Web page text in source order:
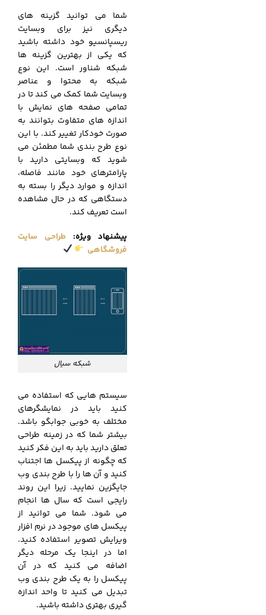
شما می توانید گزینه های
دیگری نیز برای وبسایت
ریسپانسیو خود داشته باشید
که یکی از بهترین گزینه ها
شبکه شناور است. این نوع
شبکه به محتوا و عناصر
وبسایت شما کمک می کند تا در
تمامی صفحه های نمایش با
اندازه های متفاوت بتوانند به
صورت خودکار تغییر کند. با این
نوع طرح بندی شما مطمئن می
شوید که وبسایتی دارید با
پارامترهای خود مانند فاصله،
اندازه و موارد دیگر را بسته به
دستگاهی که در حال مشاهده
است تعریف کند.
پیشنهاد ویژه: طراحی سایت
فروشگاهی
شبکه سیال
سیستم هایی که استفاده می
کنید باید در نمایشگرهای
مختلف به خوبی جوابگو باشد.
بیشتر شما که در زمینه طراحی
تعلق دارید باید به این فکر کنید
که چگونه از پیکسل ها اجتناب
کنید و آن ها را با طرح بندی وب
جایگزین نمایید. زیرا این روند
رایجی است که سال ها انجام
می شود. شما می توانید از
پیکسل های موجود در نرم افزار
ویرایش تصویر استفاده کنید.
اما در اینجا یک مرحله دیگر
اضافه می کنید که در آن
پیکسل را به یک طرح بندی وب
تبدیل می کنید تا واحد اندازه
گیری بهتری داشته باشید.